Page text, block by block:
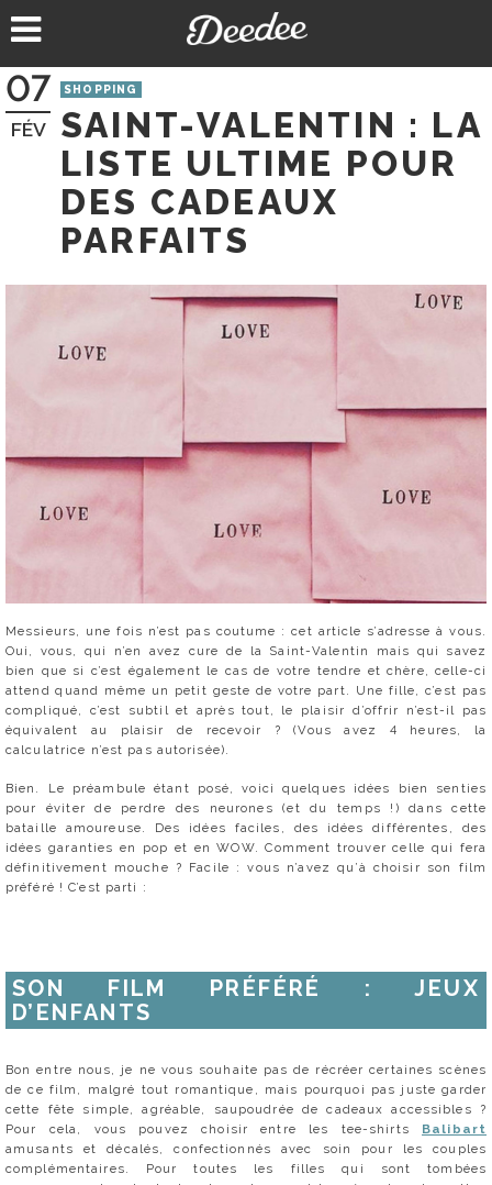
au
07
FÉV
SHOPPING
SAINT-VALENTIN : LA
LISTE ULTIME POUR
DES CADEAUX
PARFAITS
Messieurs, une fois n’est pas coutume : cet article s’adresse à vous.
Oui, vous, qui n’en avez cure de la Saint-Valentin mais qui savez
bien que si c’est également le cas de votre tendre et chère, celle-ci
attend quand même un petit geste de votre part. Une fille, c’est pas
compliqué, c’est subtil et après tout, le plaisir d’offrir n’est-il pas
équivalent au plaisir de recevoir ? (Vous avez 4 heures, la
calculatrice n’est pas autorisée).
Bien. Le préambule étant posé, voici quelques idées bien senties
pour éviter de perdre des neurones (et du temps !) dans cette
bataille amoureuse. Des idées faciles, des idées différentes, des
idées garanties en pop et en WOW. Comment trouver celle qui fera
définitivement mouche ? Facile : vous n’avez qu’à choisir son film
préféré ! C’est parti :
SON FILM PRÉFÉRÉ : JEUX
D’ENFANTS
Bon entre nous, je ne vous souhaite pas de récréer certaines scènes
de ce film, malgré tout romantique, mais pourquoi pas juste garder
cette fête simple, agréable, saupoudrée de cadeaux accessibles ?
Pour cela, vous pouvez choisir entre les tee-shirts Balibart
amusants et décalés, confectionnés avec soin pour les couples
complémentaires. Pour toutes les filles qui sont tombées